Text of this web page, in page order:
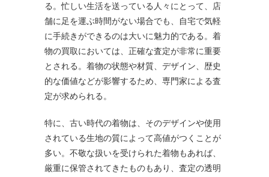
る。忙しい生活を送っている人々にとって、店
舗に足を運ぶ時間がない場合でも、自宅で気軽
に手続きができるのは大いに魅力的である。着
物の買取においては、正確な査定が非常に重要
とされる。着物の状態や材質、デザイン、歴史
的な価値などが影響するため、専門家による査
定が求められる。
特に、古い時代の着物は、そのデザインや使用
されている生地の質によって高値がつくことが
多い。不敬な扱いを受けられた着物もあれば、
厳重に保管されてきたものもあり、査定の透明